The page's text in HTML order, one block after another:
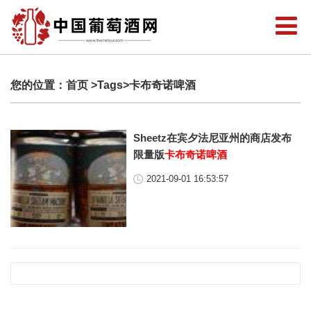
您的位置： 首页 >Tags>卡布奇诺啤酒
Sheetz在宾夕法尼亚州的商店发布
限量版卡布奇诺啤酒
2021-09-01 16:53:57